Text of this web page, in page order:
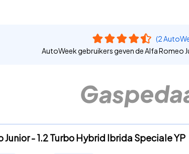
(2
AutoWeek gebruikers geven de Alfa Romeo
Junior - 1.2 Turbo Hybrid Ibrida Speciale YP